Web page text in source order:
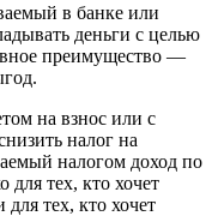
в банке или
деньги с целью
преимущество —
на взнос или с
налог на
налогом доход по
тех, кто хочет
тех, кто хочет